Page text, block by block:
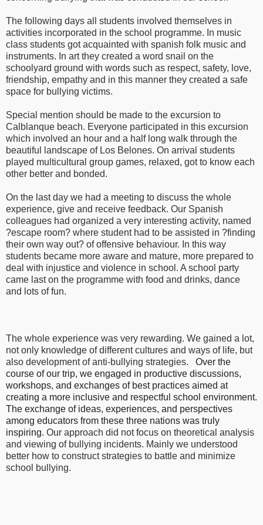
The following days all students involved themselves in
activities incorporated in the school programme. In music
class students got acquainted with spanish folk music and
instruments. In art they created a word snail on the
schoolyard ground with words such as respect, safety, love,
friendship, empathy and in this manner they created a safe
space for bullying victims.
Special mention should be made to the excursion to
Calblanque beach. Everyone participated in this excursion
which involved an hour and a half long walk through the
beautiful landscape of Los Belones. On arrival students
played multicultural group games, relaxed, got to know each
other better and bonded.
On the last day we had a meeting to discuss the whole
experience, give and receive feedback. Our Spanish
colleagues had organized a very interesting activity, named
?escape room? where student had to be assisted in ?finding
their own way out? of offensive behaviour. In this way
students became more aware and mature, more prepared to
deal with injustice and violence in school. A school party
came last on the programme with food and drinks, dance
and lots of fun.
The whole experience was very rewarding. We gained a lot,
not only knowledge of different cultures and ways of life, but
also development of anti-bullying strategies. Over the
course of our trip, we engaged in productive discussions,
workshops, and exchanges of best practices aimed at
creating a more inclusive and respectful school environment.
The exchange of ideas, experiences, and perspectives
among educators from these three nations was truly
inspiring. Our approach did not focus on theoretical analysis
and viewing of bullying incidents. Mainly we understood
better how to construct strategies to battle and minimize
school bullying.